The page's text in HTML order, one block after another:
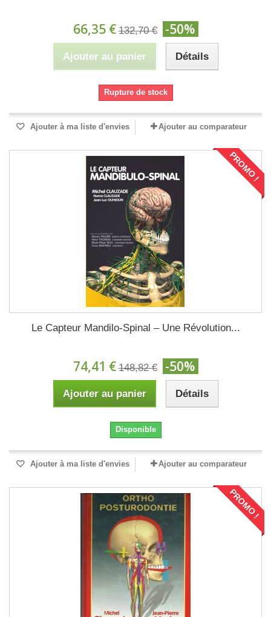
66,35 € 132,70 € -50%
Ajouter au panier Détails
Rupture de stock
Ajouter à ma liste d'envies Ajouter au comparateur
PROMO !
Le Capteur Mandilo-Spinal – Une Révolution...
74,41 € 148,82 € -50%
Ajouter au panier Détails
Disponible
Ajouter à ma liste d'envies Ajouter au comparateur
PROMO !